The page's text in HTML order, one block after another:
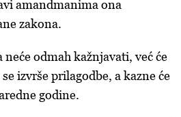
amandmanima ona
zakona.
odmah kažnjavati, već će
izvrše prilagodbe, a kazne će
godine.